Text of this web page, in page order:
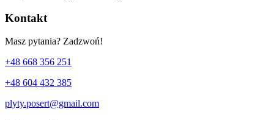
Kontakt
Masz pytania? Zadzwoń!
+48 668 356 251
+48 604 432 385
plyty.posert@gmail.com